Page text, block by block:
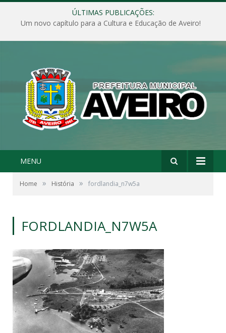
ÚLTIMAS PUBLICAÇÕES:
Um novo capítulo para a Cultura e Educação de Aveiro!
MENU
Home » História » fordlandia_n7w5a
FORDLANDIA_N7W5A